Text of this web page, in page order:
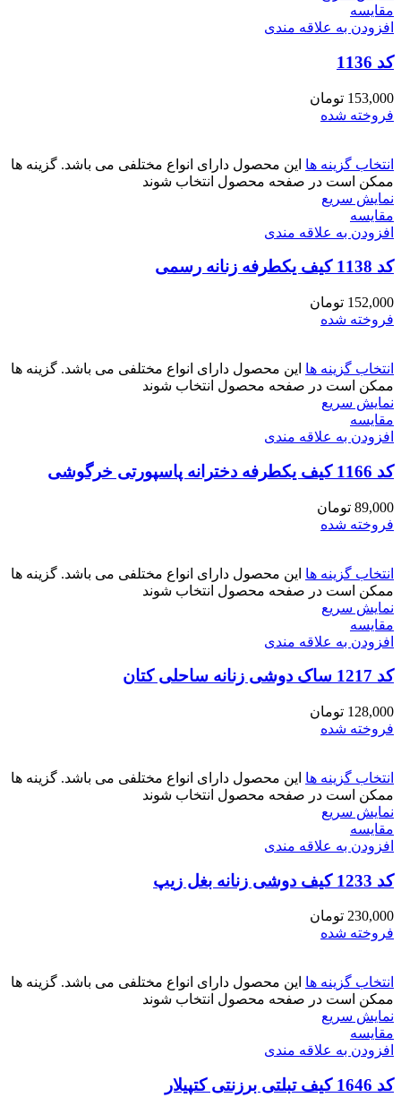
مقايسه
افزودن به علاقه مندی
کد 1136
153,000 تومان
فروخته شده
انتخاب گزینه ها این محصول دارای انواع مختلفی می باشد. گزینه ها
ممکن است در صفحه محصول انتخاب شوند
نمایش سریع
مقايسه
افزودن به علاقه مندی
کد 1138 کیف یکطرفه زنانه رسمی
152,000 تومان
فروخته شده
انتخاب گزینه ها این محصول دارای انواع مختلفی می باشد. گزینه ها
ممکن است در صفحه محصول انتخاب شوند
نمایش سریع
مقايسه
افزودن به علاقه مندی
کد 1166 کیف یکطرفه دخترانه پاسپورتی خرگوشی
89,000 تومان
فروخته شده
انتخاب گزینه ها این محصول دارای انواع مختلفی می باشد. گزینه ها
ممکن است در صفحه محصول انتخاب شوند
نمایش سریع
مقايسه
افزودن به علاقه مندی
کد 1217 ساک دوشی زنانه ساحلی کتان
128,000 تومان
فروخته شده
انتخاب گزینه ها این محصول دارای انواع مختلفی می باشد. گزینه ها
ممکن است در صفحه محصول انتخاب شوند
نمایش سریع
مقايسه
افزودن به علاقه مندی
کد 1233 کیف دوشی زنانه بغل زیپ
230,000 تومان
فروخته شده
انتخاب گزینه ها این محصول دارای انواع مختلفی می باشد. گزینه ها
ممکن است در صفحه محصول انتخاب شوند
نمایش سریع
مقايسه
افزودن به علاقه مندی
کد 1646 کیف تبلتی برزنتی کتپیلار